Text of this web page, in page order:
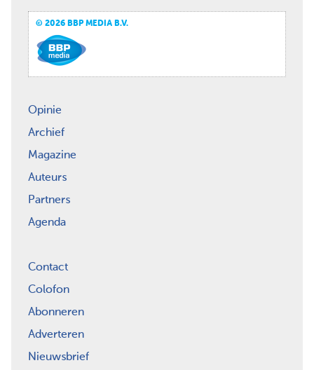
© 2026 BBP MEDIA B.V.
Opinie
Archief
Magazine
Auteurs
Partners
Agenda
Contact
Colofon
Abonneren
Adverteren
Nieuwsbrief